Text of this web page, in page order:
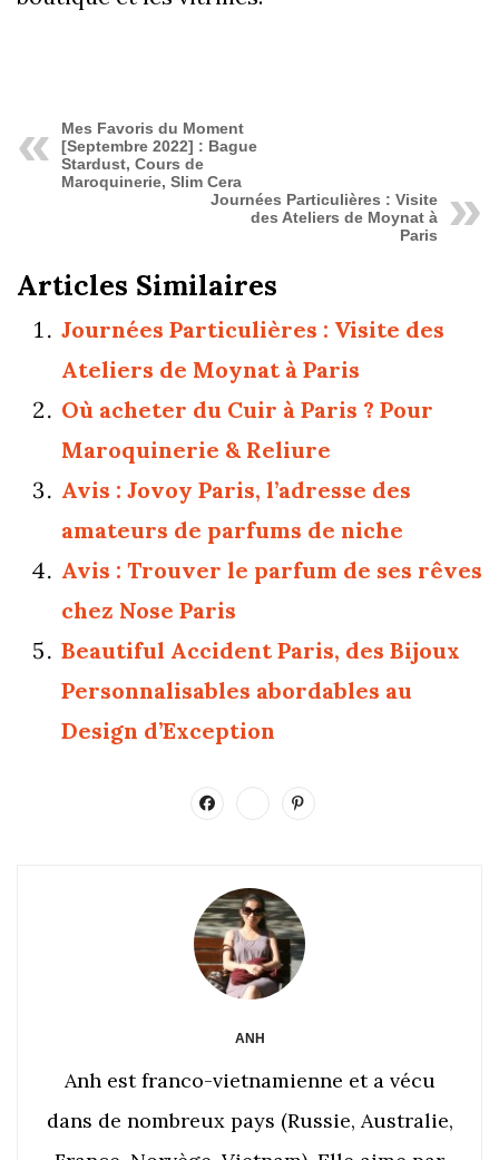
Mes Favoris du Moment
[Septembre 2022] : Bague
Stardust, Cours de
Maroquinerie, Slim Cera
Journées Particulières : Visite
des Ateliers de Moynat à
Paris
Articles Similaires
Journées Particulières : Visite des
Ateliers de Moynat à Paris
Où acheter du Cuir à Paris ? Pour
Maroquinerie & Reliure
Avis : Jovoy Paris, l’adresse des
amateurs de parfums de niche
Avis : Trouver le parfum de ses rêves
chez Nose Paris
Beautiful Accident Paris, des Bijoux
Personnalisables abordables au
Design d’Exception
ANH
Anh est franco-vietnamienne et a vécu
dans de nombreux pays (Russie, Australie,